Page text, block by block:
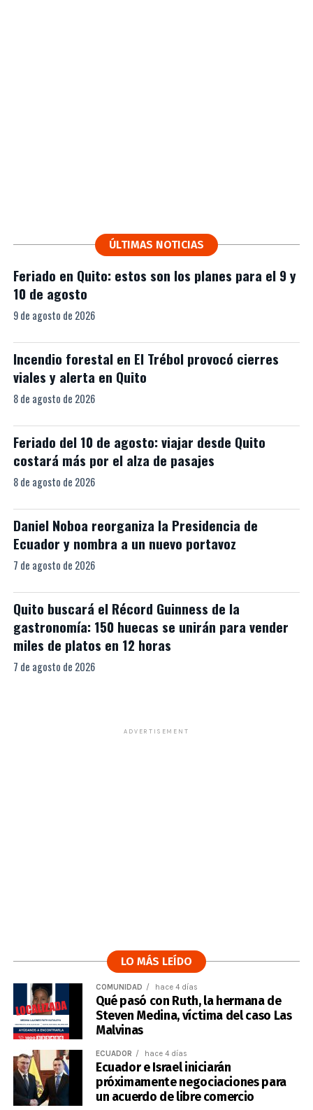
ÚLTIMAS NOTICIAS
Feriado en Quito: estos son los planes para el 9 y
10 de agosto
9 de agosto de 2026
Incendio forestal en El Trébol provocó cierres
viales y alerta en Quito
8 de agosto de 2026
Feriado del 10 de agosto: viajar desde Quito
costará más por el alza de pasajes
8 de agosto de 2026
Daniel Noboa reorganiza la Presidencia de
Ecuador y nombra a un nuevo portavoz
7 de agosto de 2026
Quito buscará el Récord Guinness de la
gastronomía: 150 huecas se unirán para vender
miles de platos en 12 horas
7 de agosto de 2026
ADVERTISEMENT
LO MÁS LEÍDO
COMUNIDAD hace 4 días
Qué pasó con Ruth, la hermana de
Steven Medina, víctima del caso Las
Malvinas
ECUADOR hace 4 días
Ecuador e Israel iniciarán
próximamente negociaciones para
un acuerdo de libre comercio